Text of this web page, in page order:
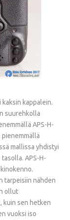
kappalein.
suurehkolla
APS-H-
mallissa yhdistyi
APS-H-
tarpeisiin nähden
ollut
kuin sen hetken
vuoksi iso